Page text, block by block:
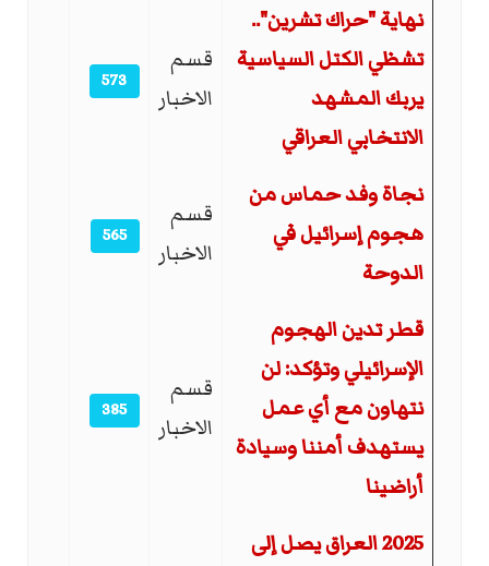
نهاية "حراك تشرين"..
تشظي الكتل السياسية
يربك المشهد
الانتخابي العراقي
قسم
الاخبار
573
نجاة وفد حماس من
هجوم إسرائيل في
الدوحة
قسم
الاخبار
565
قطر تدين الهجوم
الإسرائيلي وتؤكد: لن
نتهاون مع أي عمل
يستهدف أمننا وسيادة
أراضينا
قسم
الاخبار
385
2025 العراق يصل إلى